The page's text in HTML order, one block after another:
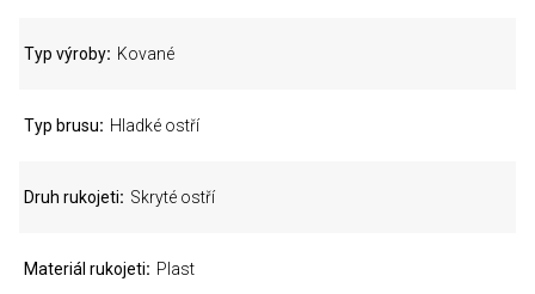
Typ výroby Kované
Typ brusu Hladké ostří
Druh rukojeti Skryté ostří
Materiál rukojeti Plast